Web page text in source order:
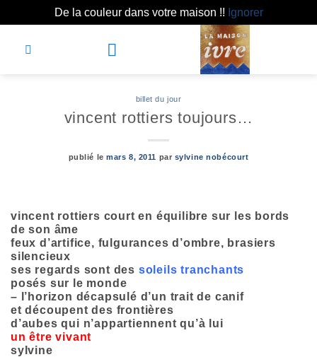
De la couleur dans votre maison !! Ignorer
billet du jour
vincent rottiers toujours…
publié lemars 8, 2011 par sylvine nobécourt
vincent rottiers court en équilibre sur les bords
de son âme
feux d’artifice, fulgurances d’ombre, brasiers
silencieux
ses regards sont des soleils tranchants
posés sur le monde
– l’horizon décapsulé d’un trait de canif
et découpent des frontières
d’aubes qui n’appartiennent qu’à lui
un être vivant
sylvine